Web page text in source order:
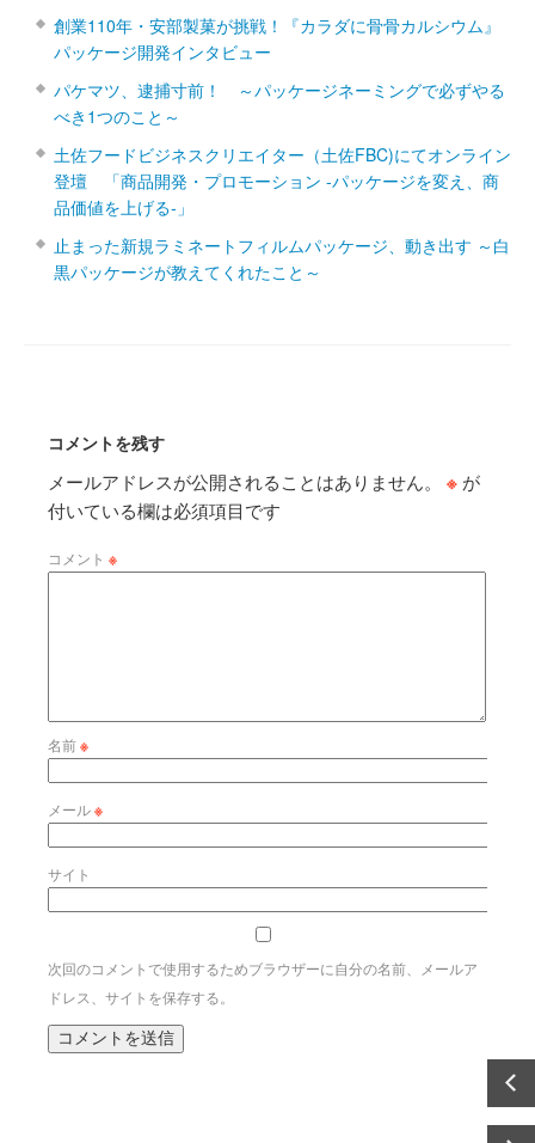
創業110年・安部製菓が挑戦！『カラダに骨骨カルシウム』
パッケージ開発インタビュー
パケマツ、逮捕寸前！ ～パッケージネーミングで必ずやる
べき1つのこと～
土佐フードビジネスクリエイター（土佐FBC)にてオンライン
登壇 「商品開発・プロモーション ‐パッケージを変え、商
品価値を上げる‐」
止まった新規ラミネートフィルムパッケージ、動き出す ～白
黒パッケージが教えてくれたこと～
コメントを残す
メールアドレスが公開されることはありません。 ※ が
付いている欄は必須項目です
コメント ※
名前※
メール※
サイト
次回のコメントで使用するためブラウザーに自分の名前、メールア
ドレス、サイトを保存する。